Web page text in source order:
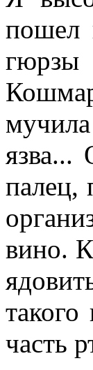
пошел
гюрзы
язва...
палец,
вино.
часть